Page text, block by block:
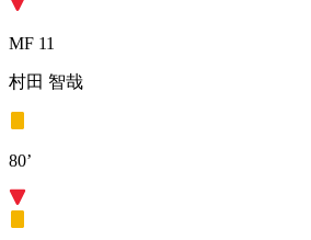
MF 11
村田 智哉
80’